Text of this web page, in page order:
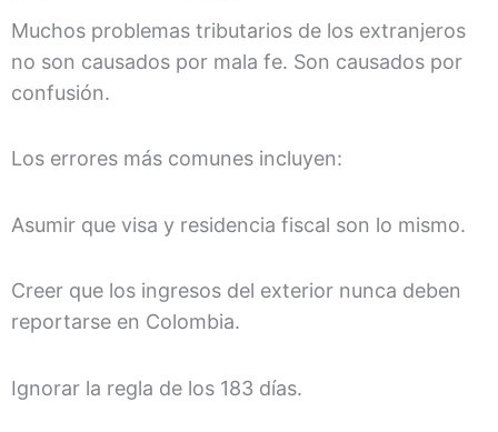
Muchos problemas tributarios de los extranjeros
no son causados por mala fe. Son causados por
confusión.
Los errores más comunes incluyen:
Asumir que visa y residencia fiscal son lo mismo.
Creer que los ingresos del exterior nunca deben
reportarse en Colombia.
Ignorar la regla de los 183 días.